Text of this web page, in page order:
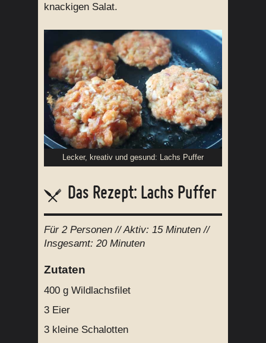
knackigen Salat.
Lecker, kreativ und gesund: Lachs Puffer
Das Rezept: Lachs Puffer
Für 2 Personen // Aktiv: 15 Minuten //
Insgesamt: 20 Minuten
Zutaten
400 g Wildlachsfilet
3 Eier
3 kleine Schalotten